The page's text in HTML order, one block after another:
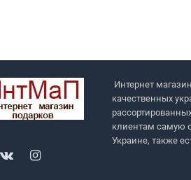
Интернет
качественных
клиентам самую
Украине, также